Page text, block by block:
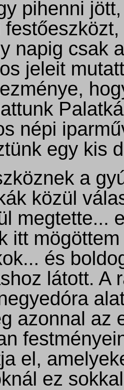
pihenni
napig csak
jeleit
népi
egy kis
a
közül
megtette...
itt
és
látott. A
azonnal az
el,
ez sokkal